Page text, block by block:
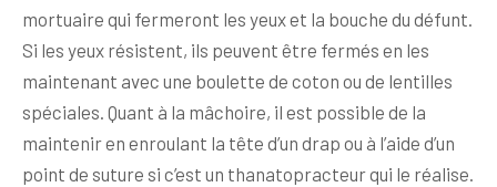
mortuaire qui fermeront les yeux et la bouche du défunt.
Si les yeux résistent, ils peuvent être fermés en les
maintenant avec une boulette de coton ou de lentilles
spéciales. Quant à la mâchoire, il est possible de la
maintenir en enroulant la tête d’un drap ou à l’aide d’un
point de suture si c’est un thanatopracteur qui le réalise.